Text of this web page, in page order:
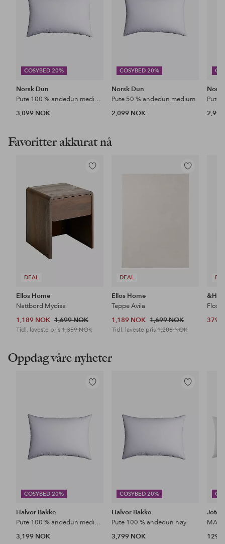
COSYBED 20%
Norsk Dun
Pute 100 % andedun medium
3,099 NOK
COSYBED 20%
Norsk Dun
Pute 50 % andedun medium
2,099 NOK
Pute
Favoritter akkurat nå
DEAL
Legg
favoritter
Ellos Home
Nattbord Mydisa
1,189 NOK 1,699 NOK
Tidl. laveste pris 1,359 NOK
DEAL
Legg
Ellos Home
Teppe Avila
1,189 NOK 1,699 NOK
Tidl. laveste pris1,206 NOK
379
Oppdag våre nyheter
COSYBED 20%
Legg
Halvor Bakke
Pute 100 % andedun medium
3,199 NOK
COSYBED 20%
Legg
Halvor Bakke
Pute 100 % andedun høy
3,799 NOK
Jotex
129